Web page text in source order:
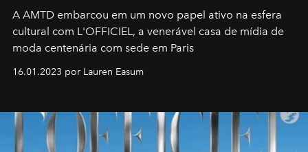
A AMTD embarcou em um novo papel ativo na esfera
cultural com L'OFFICIEL, a venerável casa de mídia de
moda centenária com sede em Paris
16.01.2023 por Lauren Easum